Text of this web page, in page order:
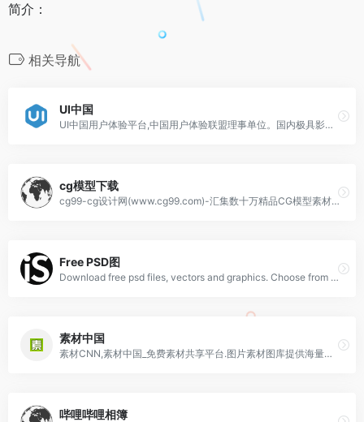
简介：
相关导航
UI中国
UI中国用户体验平台,中国用户体验联盟理事单位。国内极具影响力的设计平台之一。十多年来,携手会员150万+,共同致力于为设计师与企业搭建健康的设计生态！
cg模型下载
cg99-cg设计网(www.cg99.com)-汇集数十万精品CG模型素材和3D模型,专注CG美术游戏动画!为广大设计师和爱好者提供免费模型下载和学习分享的互动平台。
Free PSD图
Download free psd files, vectors and graphics. Choose from thousands of free psd flyers, psd mockups, psd templates, vector and graphic files.
素材中国
素材CNN,素材中国_免费素材共享平台.图片素材图库提供海量素材,图片下载,设计素材,PSD源文件,矢量图,AI,CDR,EPS等高清图片下载
哔哩哔哩相簿